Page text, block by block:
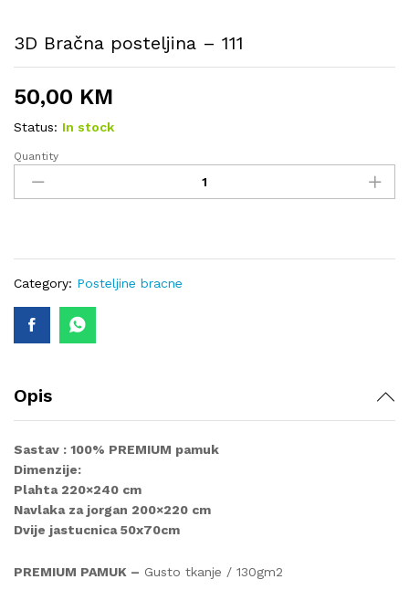
3D Bračna posteljina – 111
50,00 KM
Status: In stock
3D
Bračna
posteljina
quantity
Quantity
Category: Posteljine bracne
Opis
Sastav : 100% PREMIUM pamuk
Dimenzije:
Plahta 220×240 cm
Navlaka za jorgan 200×220 cm
Dvije jastucnica 50x70cm
PREMIUM PAMUK – Gusto tkanje / 130gm2